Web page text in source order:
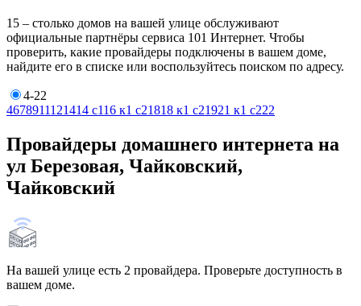
15 – столько домов на вашей улице обслуживают
официальные партнёры сервиса 101 Интернет. Чтобы
проверить, какие провайдеры подключены в вашем доме,
найдите его в списке или воспользуйтесь поиском по адресу.
4-22
4678911121414 с116 к1 с21818 к1 с21921 к1 с222
Провайдеры домашнего интернета на
ул Березовая, Чайковский,
Чайковский
На вашей улице есть 2 провайдера. Проверьте доступность в
вашем доме.